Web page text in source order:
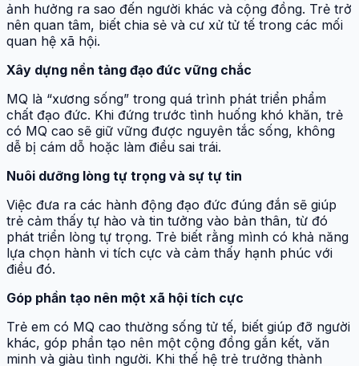
ảnh hưởng ra sao đến người khác và cộng đồng. Trẻ trở
nên quan tâm, biết chia sẻ và cư xử tử tế trong các mối
quan hệ xã hội.
Xây dựng nền tảng đạo đức vững chắc
MQ là “xương sống” trong quá trình phát triển phẩm
chất đạo đức. Khi đứng trước tình huống khó khăn, trẻ
có MQ cao sẽ giữ vững được nguyên tắc sống, không
dễ bị cám dỗ hoặc làm điều sai trái.
Nuôi dưỡng lòng tự trọng và sự tự tin
Việc đưa ra các hành động đạo đức đúng đắn sẽ giúp
trẻ cảm thấy tự hào và tin tưởng vào bản thân, từ đó
phát triển lòng tự trọng. Trẻ biết rằng mình có khả năng
lựa chọn hành vi tích cực và cảm thấy hạnh phúc với
điều đó.
Góp phần tạo nên một xã hội tích cực
Trẻ em có MQ cao thường sống tử tế, biết giúp đỡ người
khác, góp phần tạo nên một cộng đồng gắn kết, văn
minh và giàu tình người. Khi thế hệ trẻ trưởng thành